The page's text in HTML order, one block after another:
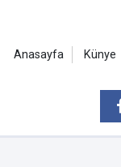
Anasayfa Künye